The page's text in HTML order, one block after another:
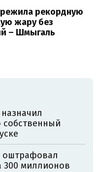
рекордную
жару без
– Шмыгаль
собственный
оштрафовал
300 миллионов